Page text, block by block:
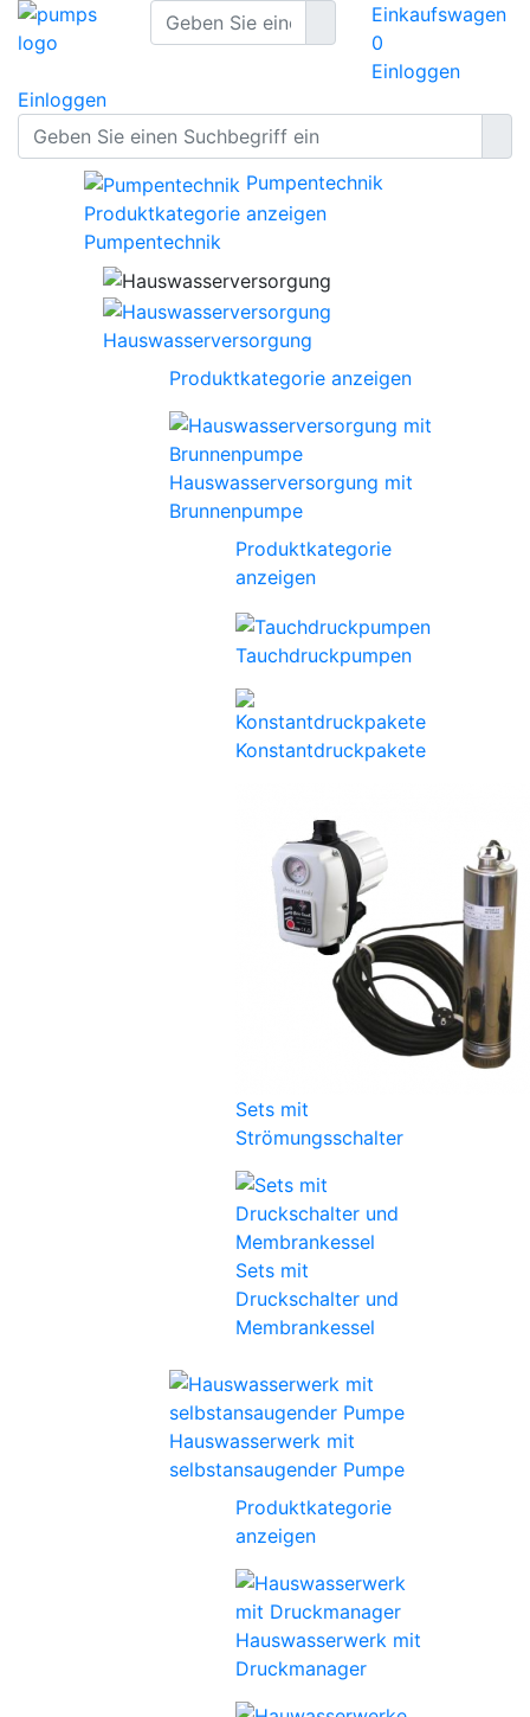
Einkaufswagen
0
Einloggen
Einloggen
Pumpentechnik
Produktkategorie anzeigen
Pumpentechnik
Hauswasserversorgung
Produktkategorie anzeigen
Hauswasserversorgung mit
Brunnenpumpe
Produktkategorie
anzeigen
Tauchdruckpumpen
Konstantdruckpakete
Sets mit
Strömungsschalter
Sets mit
Druckschalter und
Membrankessel
Hauswasserwerk mit
selbstansaugender Pumpe
Produktkategorie
anzeigen
Hauswasserwerk mit
Druckmanager